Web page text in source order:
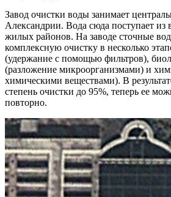
Завод очистки воды занимает
Александрии. Вода сюда поступает из
жилых районов. На заводе сточные
комплексную очистку в несколько
(удержание с помощью фильтров),
(разложение микроорганизмами) и
химическими веществами). В
степень очистки до 95%, теперь ее
повторно.